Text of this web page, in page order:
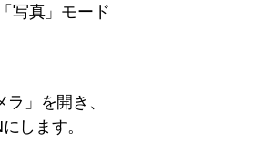
写真」モード
」を開き、
します。